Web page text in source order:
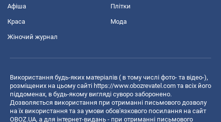
Афіша Плітки
Краса Мода
Жіночий журнал
Використання будь-яких матеріалів ( в тому числі фото- та відео-),
розміщених на цьому сайті https://www.obozrevatel.com та всіх його
піддоменах, в будь-якому вигляді суворо заборонено.
Дозволяється використання при отриманні письмового дозволу
на їх використання та за умови обов'язкового посилання на сайт
OBOZ.UA, а для інтернет-видань - при отриманні письмового